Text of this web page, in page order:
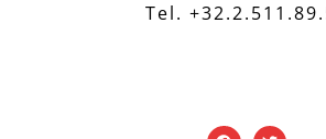
Tel.